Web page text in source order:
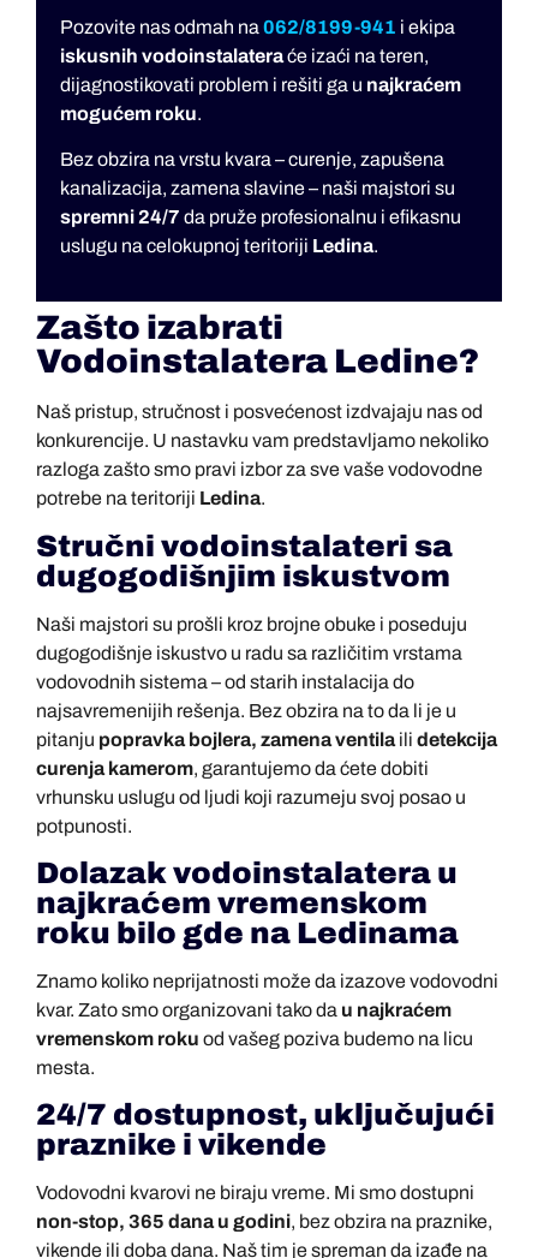
Pozovite nas odmah na 062/8199-941 i ekipa
iskusnih vodoinstalateraće izaći na teren,
dijagnostikovati problem i rešiti ga u najkraćem
mogućem roku.
Bez obzira na vrstu kvara – curenje, zapušena
kanalizacija, zamena slavine – naši majstori su
spremni 24/7 da pruže profesionalnu i efikasnu
uslugu na celokupnoj teritoriji Ledina.
Zašto izabrati
Vodoinstalatera Ledine?
Naš pristup, stručnost i posvećenost izdvajaju nas od
konkurencije. U nastavku vam predstavljamo nekoliko
razloga zašto smo pravi izbor za sve vaše vodovodne
potrebe na teritoriji Ledina.
Stručni vodoinstalateri sa
dugogodišnjim iskustvom
Naši majstori su prošli kroz brojne obuke i poseduju
dugogodišnje iskustvo u radu sa različitim vrstama
vodovodnih sistema – od starih instalacija do
najsavremenijih rešenja. Bez obzira na to da li je u
pitanju popravka bojlera, zamena ventilaili detekcija
curenja kamerom, garantujemo da ćete dobiti
vrhunsku uslugu od ljudi koji razumeju svoj posao u
potpunosti.
Dolazak vodoinstalatera u
najkraćem vremenskom
roku bilo gde na Ledinama
Znamo koliko neprijatnosti može da izazove vodovodni
kvar. Zato smo organizovani tako da u najkraćem
vremenskom roku od vašeg poziva budemo na licu
mesta.
24/7 dostupnost, uključujući
praznike i vikende
Vodovodni kvarovi ne biraju vreme. Mi smo dostupni
non-stop, 365 dana u godini, bez obzira na praznike,
vikende ili doba dana. Naš tim je spreman da izađe na